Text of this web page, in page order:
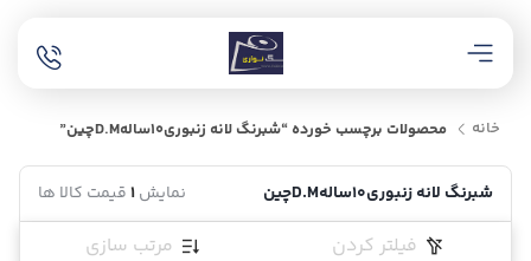
خانه محصولات برچسب خورده “شبرنگ لانه زنبوری10سالهD.Mچین”
شبرنگ لانه زنبوری10سالهD.Mچین نمایش1قیمت کالا ها
فیلتر کردن مرتب سازی